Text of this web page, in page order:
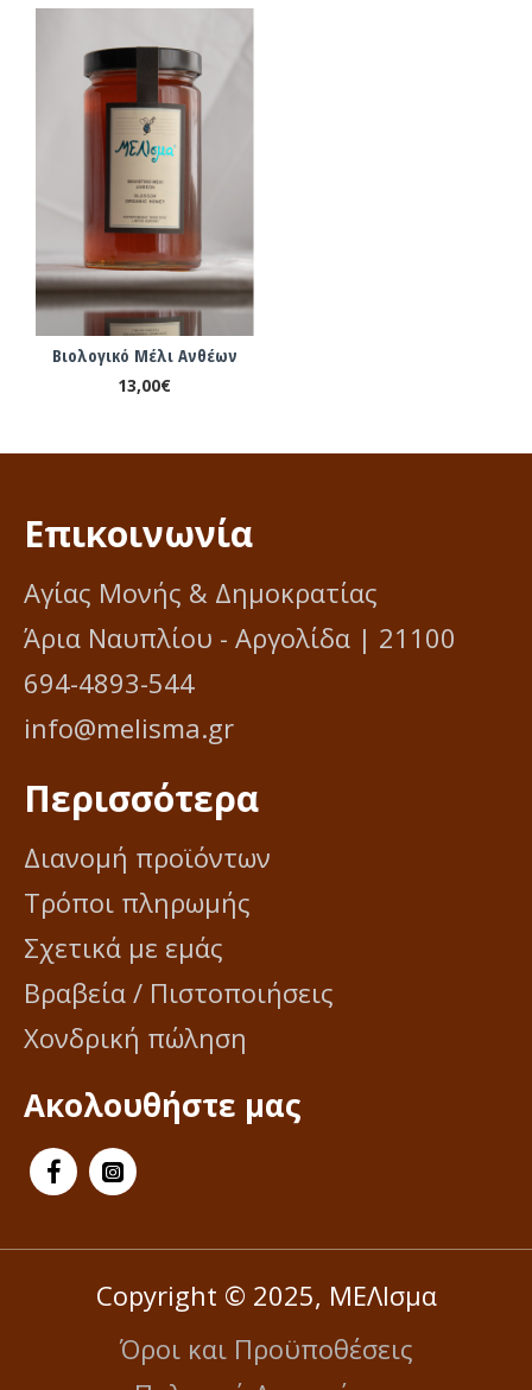
Βιολογικό Μέλι Ανθέων
13,00€
Επικοινωνία
Αγίας Μονής & Δημοκρατίας
Άρια Ναυπλίου - Αργολίδα | 21100
694-4893-544
info@melisma.gr
Περισσότερα
Διανομή προϊόντων
Τρόποι πληρωμής
Σχετικά με εμάς
Βραβεία / Πιστοποιήσεις
Χονδρική πώληση
Ακολουθήστε μας
Copyright © 2025, ΜΕΛΙσμα
Όροι και Προϋποθέσεις